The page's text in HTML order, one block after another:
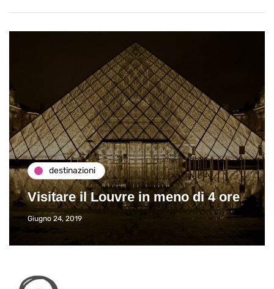
destinazioni
Visitare il Louvre in meno di 4 ore
Giugno 24, 2019